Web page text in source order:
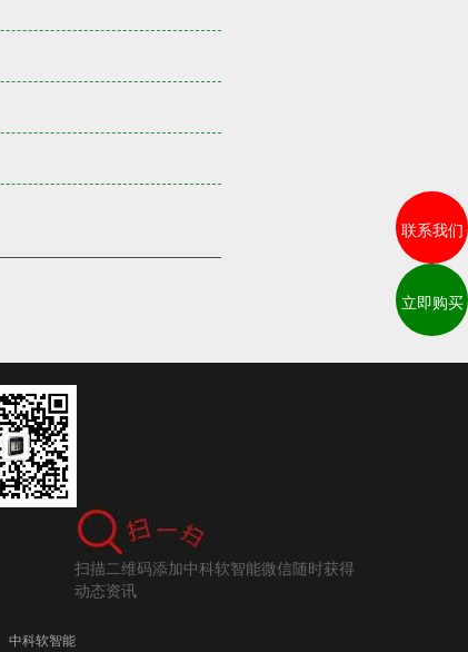
联系我们
立即购买
扫描二维码添加中科软智能微信随时获得
动态资讯
中科软智能